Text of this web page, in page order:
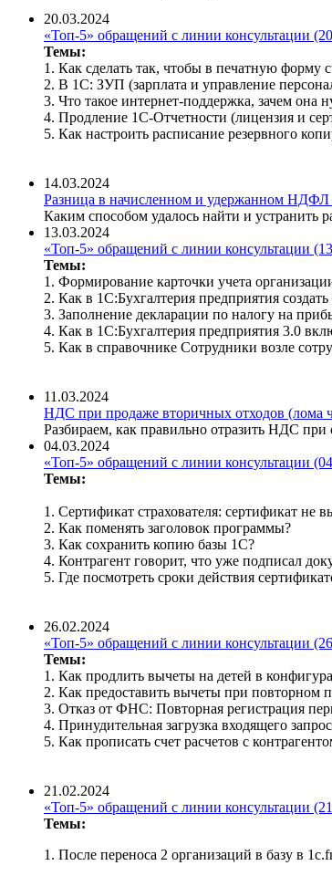
20.03.2024
«Топ-5» обращений с линии консультации
Темы:
1. Как сделать так, чтобы в печатную форму
2. В 1С: ЗУП (зарплата и управление
3. Что такое интернет-поддержка, зачем она
4. Продление 1С-Отчетности (лицензия и
5. Как настроить расписание резервного
14.03.2024
Разница в начисленном и удержанном НДФЛ
Каким способом удалось найти и устранить
13.03.2024
«Топ-5» обращений с линии консультации
Темы:
1. Формирование карточки учета
2. Как в 1С:Бухгалтерия предприятия
3. Заполнение декларации по налогу на
4. Как в 1С:Бухгалтерия предприятия 3.0
5. Как в справочнике Сотрудники возле
11.03.2024
НДС при продаже вторичных отходов (лома
Разбираем, как правильно отразить НДС
04.03.2024
«Топ-5» обращений с линии консультации
Темы:
1. Сертификат страхователя: сертификат
2. Как поменять заголовок программы?
3. Как сохранить копию базы 1С?
4. Контрагент говорит, что уже подписал
5. Где посмотреть сроки действия
26.02.2024
«Топ-5» обращений с линии консультации
Темы:
1. Как продлить вычеты на детей в
2. Как предоставить вычеты при повторном
3. Отказ от ФНС: Повторная регистрация
4. Принудительная загрузка входящего
5. Как прописать счет расчетов с
21.02.2024
«Топ-5» обращений с линии консультации
Темы:
1. После переноса 2 организаций в базу в